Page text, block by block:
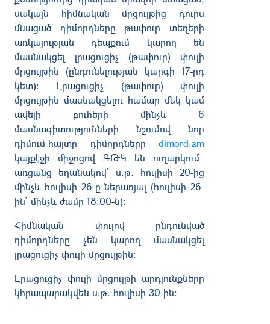
սակայն հիմնական մրցույթից դուրս
մնացած դիմորդները թափուր տեղերի
առկայության դեպքում կարող են
մասնակցել լրացուցիչ (թափուր) փուլի
մրցույթին (ընդունելության կարգի 17-րդ
կետ)։ Լրացուցիչ (թափուր) փուլի
մրցույթին մասնակցելու համար մեկ կամ
ավելի բուհերի մինչև 6
մասնագիտությունների
նշումով
նոր
դիմում-հայտը
դիմորդները dimord.am
կայքէջի
միջոցով ԳԹԿ են
ուղարկում
առցանց եղանակով՝ ս.թ. հուլիսի 20-ից
մինչև հուլիսի 26-ը ներառյալ (հուլիսի 26-
ին՝ մինչև ժամը 18։00-ն)։
Հիմնական փուլով ընդունված
դիմորդները չեն կարող մասնակցել
լրացուցիչ փուլի մրցույթին։
Լրացուցիչ փուլի մրցույթի արդյունքները
կհրապարակվեն ս.թ. հուլիսի 30-ին։